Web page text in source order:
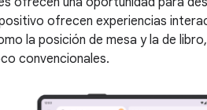
ofrecen experiencias
la posición de mesa y la de
convencionales.